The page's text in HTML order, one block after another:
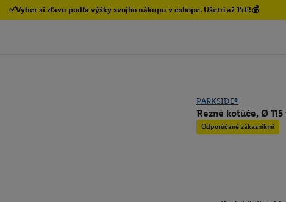
✅Vyber si zľavu podľa výšky svojho nákupu v eshope. Ušetri až 15€!💰
PARKSIDE®
Rezné kotúče, Ø 115
Odporúčané zákazníkmi